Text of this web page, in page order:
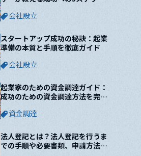
会社設立
スタートアップ成功の秘訣：起業
準備の本質と手順を徹底ガイド
会社設立
起業家のための資金調達ガイド：
成功のための資金調達方法を完全
資金調達
法人登記とは？法人登記を行うま
での手順や必要書類、申請方法に